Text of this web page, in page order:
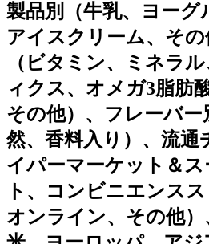
製品別（牛乳、ヨーグ
アイスクリーム、その
（ビタミン、ミネラ
ィクス、オメガ3脂肪
その他）、フレーバー
然、香料入り）、流通
イパーマーケット＆ス
ト、コンビニエンスス
オンライン、その他）